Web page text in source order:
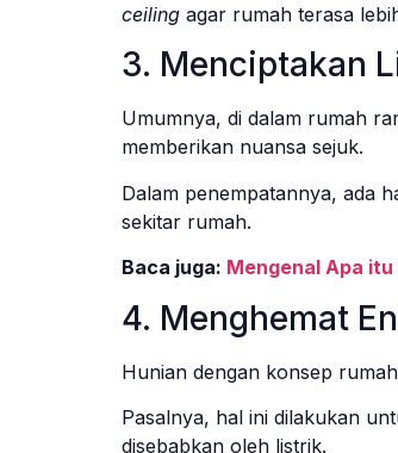
ceiling agar rumah terasa
3. Menciptakan
Umumnya, di dalam rumah
memberikan nuansa sejuk.
Dalam penempatannya, ada
sekitar rumah.
Baca juga: Mengenal Apa
4. Menghemat
Hunian dengan konsep rumah
Pasalnya, hal ini dilakukan
disebabkan oleh listrik.